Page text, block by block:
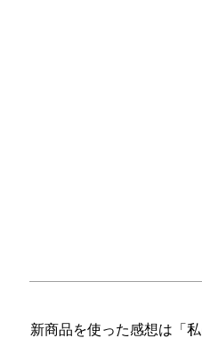
新商品を使った感想は「